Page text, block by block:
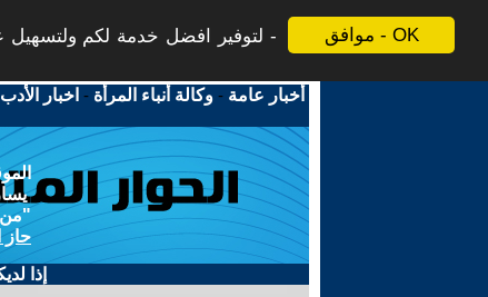
موافق - OK
لتوفير افضل خدمة لكم ولتسهيل
أخبار عامة -وكالة أنباء المرأة - اخبار
"من
حاز
إذا